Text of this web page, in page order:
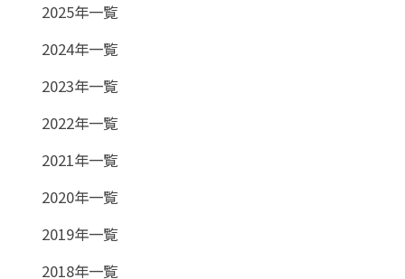
2025年一覧
2024年一覧
2023年一覧
2022年一覧
2021年一覧
2020年一覧
2019年一覧
2018年一覧